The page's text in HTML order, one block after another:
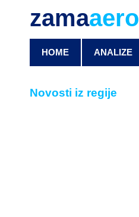
zamaaero
HOME ANALIZE
Novosti iz regije